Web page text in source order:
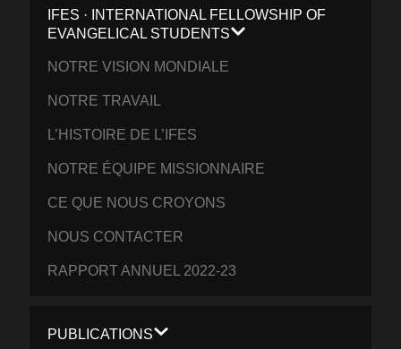
IFES · INTERNATIONAL FELLOWSHIP OF
EVANGELICAL STUDENTS
NOTRE VISION MONDIALE
NOTRE TRAVAIL
L’HISTOIRE DE L’IFES
NOTRE ÉQUIPE MISSIONNAIRE
CE QUE NOUS CROYONS
NOUS CONTACTER
RAPPORT ANNUEL 2022-23
PUBLICATIONS